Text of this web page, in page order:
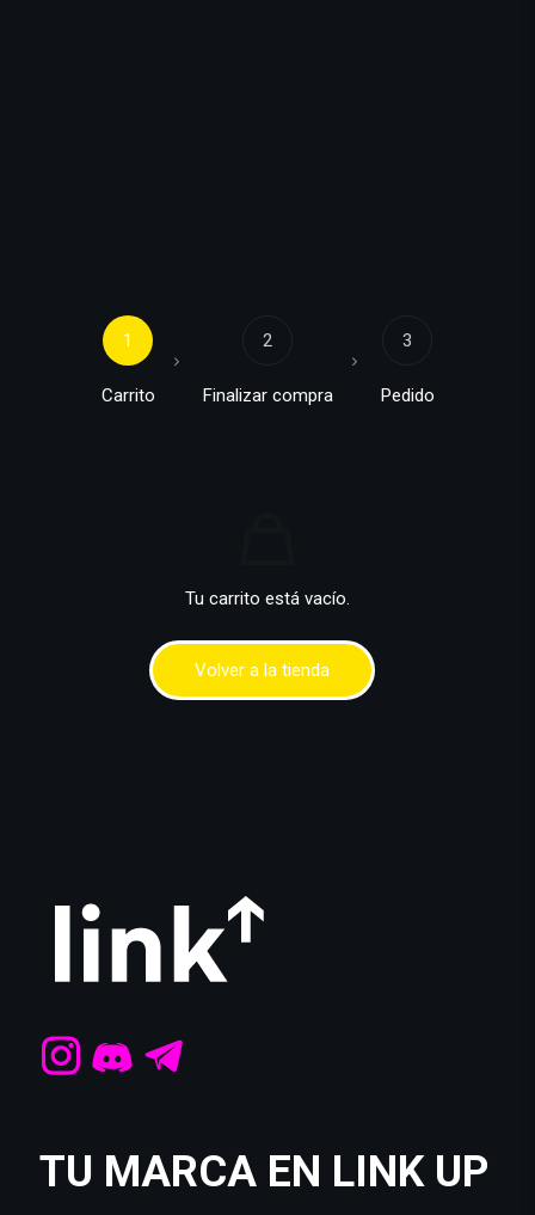
1
Carrito
2
Finalizar compra
3
Pedido
Tu carrito está vacío.
Volver a la tienda
TU MARCA EN LINK UP